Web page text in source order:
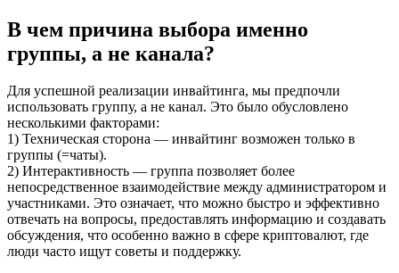
В чем причина выбора именно
группы, а не канала?
Для успешной реализации инвайтинга, мы предпочли
использовать группу, а не канал. Это было обусловлено
несколькими факторами:
1) Техническая сторона — инвайтинг возможен только в
группы (=чаты).
2) Интерактивность — группа позволяет более
непосредственное взаимодействие между администратором и
участниками. Это означает, что можно быстро и эффективно
отвечать на вопросы, предоставлять информацию и создавать
обсуждения, что особенно важно в сфере криптовалют, где
люди часто ищут советы и поддержку.